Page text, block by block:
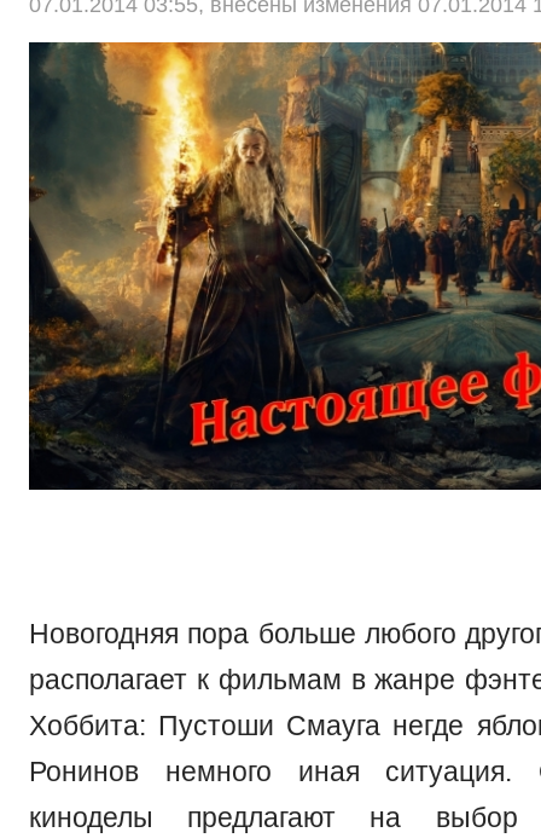
Новогодняя пора больше любого
располагает к фильмам в жанре
Хоббита: Пустоши Смауга негде
Ронинов немного иная ситуация.
киноделы предлагают на